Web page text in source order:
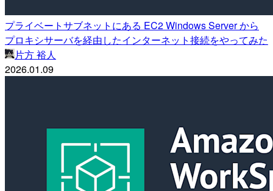
プライベートサブネットにある EC2 Windows Server から
プロキシサーバを経由したインターネット接続をやってみた
片方 裕人
2026.01.09